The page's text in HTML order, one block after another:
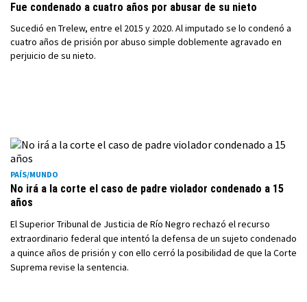
Fue condenado a cuatro años por abusar de su nieto
Sucedió en Trelew, entre el 2015 y 2020. Al imputado se lo condenó a
cuatro años de prisión por abuso simple doblemente agravado en
perjuicio de su nieto.
PAÍS/MUNDO
No irá a la corte el caso de padre violador condenado a 15
años
El Superior Tribunal de Justicia de Río Negro rechazó el recurso
extraordinario federal que intentó la defensa de un sujeto condenado
a quince años de prisión y con ello cerró la posibilidad de que la Corte
Suprema revise la sentencia.